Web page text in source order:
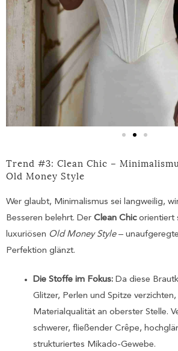
Trend #3: Clean Chic –
Old Money Style
Wer glaubt, Minimalismus sei langweilig,
Besseren belehrt. Der Clean Chicorientiert
luxuriösen Old Money Style–
Perfektion glänzt.
Die Stoffe im Fokus: Da diese
Glitzer, Perlen und Spitze
Materialqualität an oberster Stelle.
schwerer, fließender Crêpe,
strukturiertes Mikado-Gewebe.